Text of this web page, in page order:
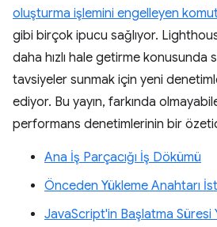
oluşturma işlemini engelleyen
gibi birçok ipucu sağlıyor.
daha hızlı hale getirme konusunda
tavsiyeler sunmak için yeni
ediyor. Bu yayın, farkında
performans denetimlerinin bir
Ana İş Parçacığı İş Dökümü
Önceden Yükleme Anahtarı
JavaScript'in Başlatma Süresi